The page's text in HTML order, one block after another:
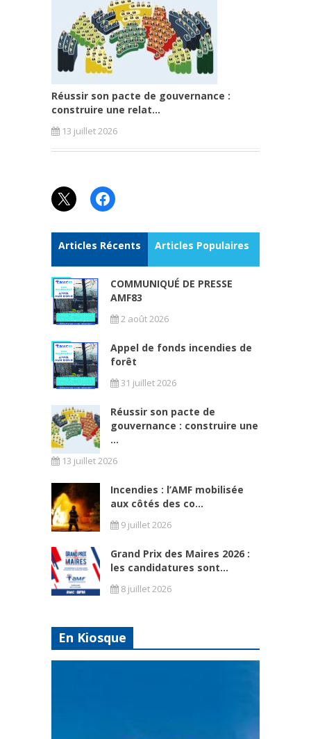
Réussir son pacte de gouvernance :
construire une relat...
13 juillet 2026
X Facebook
Articles Récents Articles Populaires
COMMUNIQUÉ DE PRESSE
AMF83
2 août 2026
Appel de fonds incendies de
forêt
31 juillet 2026
Réussir son pacte de
gouvernance : construire une
...
13 juillet 2026
Incendies : l’AMF mobilisée
aux côtés des co...
9 juillet 2026
Grand Prix des Maires 2026 :
les candidatures sont...
8 juillet 2026
En Kiosque